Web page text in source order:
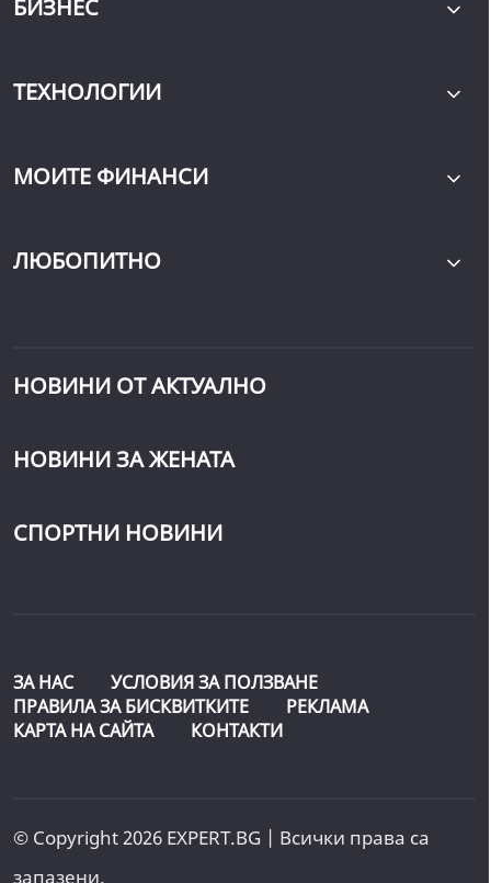
БИЗНЕС
ТЕХНОЛОГИИ
МОИТЕ ФИНАНСИ
ЛЮБОПИТНО
НОВИНИ ОТ АКТУАЛНО
НОВИНИ ЗА ЖЕНАТА
СПОРТНИ НОВИНИ
ЗА НАС
УСЛОВИЯ ЗА ПОЛЗВАНЕ
ПРАВИЛА ЗА БИСКВИТКИТЕ
РЕКЛАМА
КАРТА НА САЙТА
КОНТАКТИ
© Copyright 2026 EXPERT.BG | Всички права са
запазени.